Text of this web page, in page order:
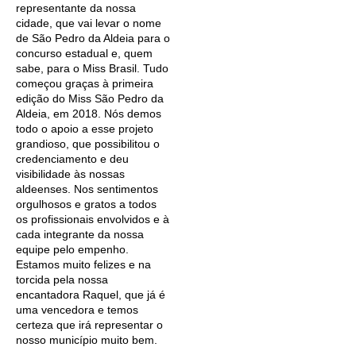
representante da nossa
cidade, que vai levar o nome
de São Pedro da Aldeia para o
concurso estadual e, quem
sabe, para o Miss Brasil. Tudo
começou graças à primeira
edição do Miss São Pedro da
Aldeia, em 2018. Nós demos
todo o apoio a esse projeto
grandioso, que possibilitou o
credenciamento e deu
visibilidade às nossas
aldeenses. Nos sentimentos
orgulhosos e gratos a todos
os profissionais envolvidos e à
cada integrante da nossa
equipe pelo empenho.
Estamos muito felizes e na
torcida pela nossa
encantadora Raquel, que já é
uma vencedora e temos
certeza que irá representar o
nosso município muito bem.